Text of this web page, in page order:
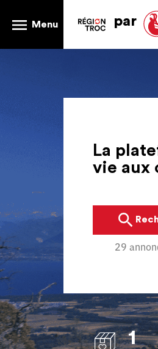
Menu par
La
vie aux
29
1